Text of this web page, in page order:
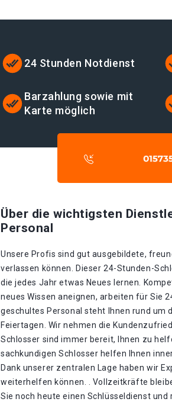
24 Stunden Notdienst
Barzahlung sowie mit
Karte möglich
Über die wichtigsten
Personal
Unsere Profis sind gut ausgebildete,
verlassen können. Dieser 24-Stunden-
die jedes Jahr etwas Neues lernen.
neues Wissen aneignen, arbeiten für Sie
geschultes Personal steht Ihnen rund um
Feiertagen. Wir nehmen die
Schlosser sind immer bereit, Ihnen zu
sachkundigen Schlosser helfen Ihnen
Dank unserer zentralen Lage haben wir
weiterhelfen können. . Vollzeitkräfte
Sie noch heute einen Schlüsseldienst und